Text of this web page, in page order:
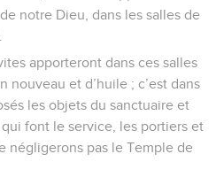
notre Dieu, dans les salles de
apporteront dans ces salles
nouveau et d’huile ; c’est dans
les objets du sanctuaire et
font le service, les portiers et
négligerons pas le Temple de